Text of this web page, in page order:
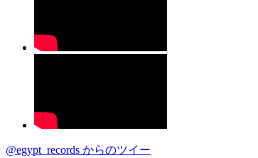
@egypt_records からのツイー